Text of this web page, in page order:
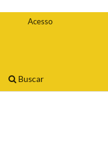
Buscar
Acesso